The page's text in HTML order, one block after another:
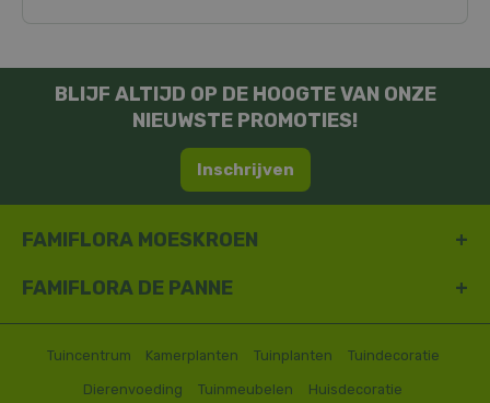
BLIJF ALTIJD OP DE HOOGTE VAN ONZE
NIEUWSTE PROMOTIES!
Inschrijven
FAMIFLORA MOESKROEN
FAMIFLORA DE PANNE
Tuincentrum Kamerplanten Tuinplanten Tuindecoratie
Dierenvoeding Tuinmeubelen Huisdecoratie